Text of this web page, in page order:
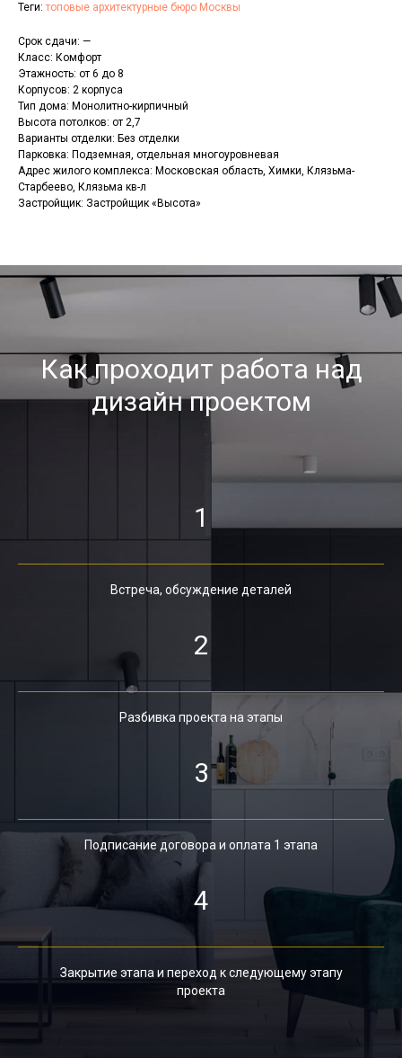
Теги:топовые архитектурные бюро Москвы
Срок сдачи: —
Класс: Комфорт
Этажность: от 6 до 8
Корпусов: 2 корпуса
Тип дома: Монолитно-кирпичный
Высота потолков: от 2,7
Варианты отделки: Без отделки
Парковка: Подземная, отдельная многоуровневая
Адрес жилого комплекса: Московская область, Химки, Клязьма-
Старбеево, Клязьма кв-л
Застройщик: Застройщик «Высота»
Как проходит работа над
дизайн проектом
1
Встреча, обсуждение деталей
2
Разбивка проекта на этапы
3
Подписание договора и оплата 1 этапа
4
Закрытие этапа и переход к следующему этапу
проекта